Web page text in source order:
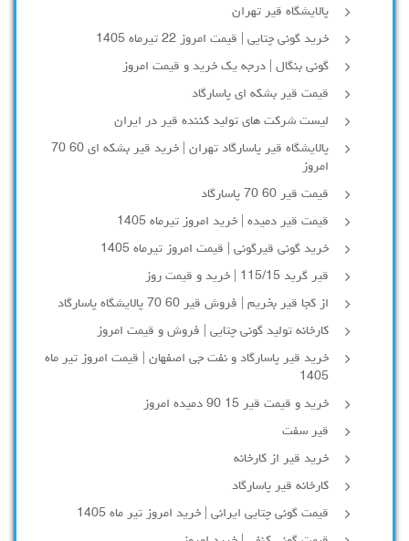
پالایشگاه قیر تهران
خرید گونی چتایی | قیمت امروز 22 تیرماه 1405
گونی بنگال | درجه یک خرید و قیمت امروز
قیمت قیر بشکه ای پاسارگاد
لیست شرکت های تولید کننده قیر در ایران
پالایشگاه قیر پاسارگاد تهران | خرید قیر بشکه ای 60 70
امروز
قیمت قیر 60 70 پاسارگاد
قیمت قیر دمیده | خرید امروز تیرماه 1405
خرید گونی قیرگونی | قیمت امروز تیرماه 1405
قیر گرید 115/15 | خرید و قیمت روز
از کجا قیر بخریم | فروش قیر 60 70 پالایشگاه پاسارگاد
کارخانه تولید گونی چتایی | فروش و قیمت امروز
خرید قیر پاسارگاد و نفت جی اصفهان | قیمت امروز تیر ماه
1405
خرید و قیمت قیر 15 90 دمیده امروز
قیر سفت
خرید قیر از کارخانه
کارخانه قیر پاسارگاد
قیمت گونی چتایی ایرانی | خرید امروز تیر ماه 1405